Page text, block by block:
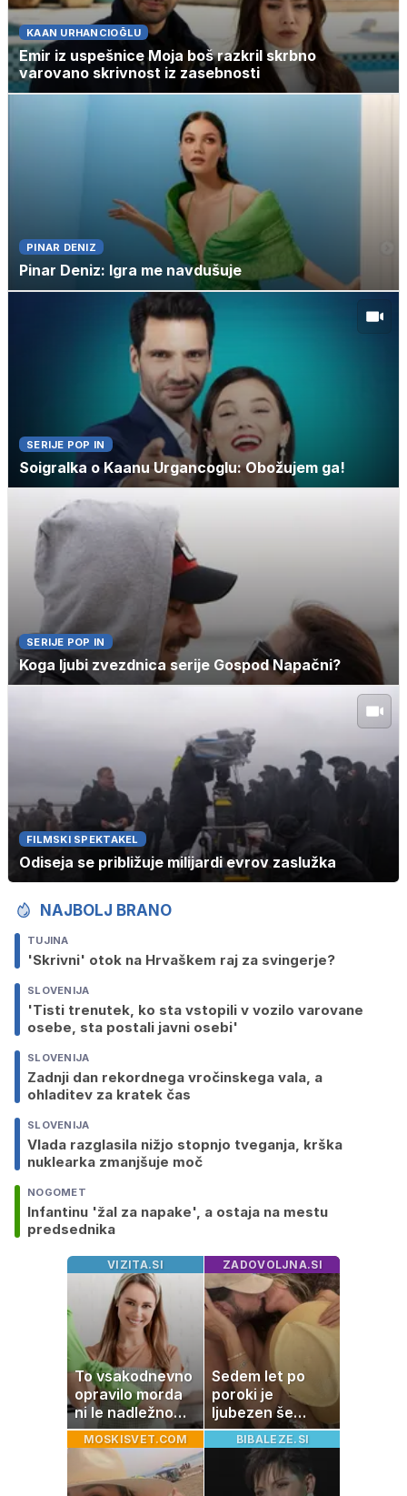
KAAN URHANCIOĞLU
Emir iz uspešnice Moja boš razkril skrbno
varovano skrivnost iz zasebnosti
PINAR DENIZ
Pinar Deniz: Igra me navdušuje
SERIJE POP IN
Soigralka o Kaanu Urgancoglu: Obožujem ga!
SERIJE POP IN
Koga ljubi zvezdnica serije Gospod Napačni?
FILMSKI SPEKTAKEL
Odiseja se približuje milijardi evrov zaslužka
NAJBOLJ BRANO
TUJINA
'Skrivni' otok na Hrvaškem raj za svingerje?
SLOVENIJA
'Tisti trenutek, ko sta vstopili v vozilo varovane
osebe, sta postali javni osebi'
SLOVENIJA
Zadnji dan rekordnega vročinskega vala, a
ohladitev za kratek čas
SLOVENIJA
Vlada razglasila nižjo stopnjo tveganja, krška
nuklearka zmanjšuje moč
NOGOMET
Infantinu 'žal za napake', a ostaja na mestu
predsednika
VIZITA.SI
To vsakodnevno
opravilo morda
ni le nadležno
delo, pomaga
lahko tudi
vašemu srcu
ZADOVOLJNA.SI
Sedem let po
poroki je
ljubezen še
vedno enako
močna
MOSKISVET.COM BIBALEZE.SI